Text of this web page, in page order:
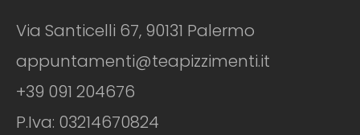
Via Santicelli 67, 90131 Palermo
appuntamenti@teapizzimenti.it
+39 091 204676
P.Iva: 03214670824